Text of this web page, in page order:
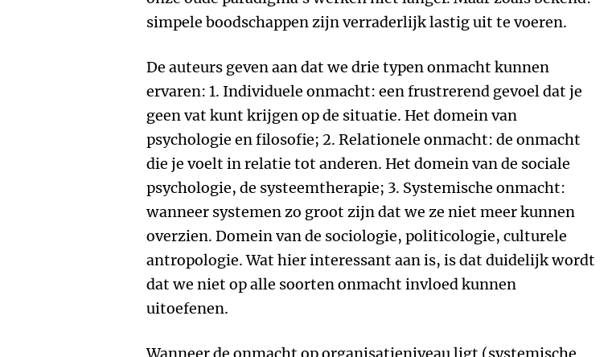
simpele boodschappen zijn verraderlijk lastig uit te voeren.
De auteurs geven aan dat we drie typen onmacht kunnen
ervaren: 1. Individuele onmacht: een frustrerend gevoel dat je
geen vat kunt krijgen op de situatie. Het domein van
psychologie en filosofie; 2. Relationele onmacht: de onmacht
die je voelt in relatie tot anderen. Het domein van de sociale
psychologie, de systeemtherapie; 3. Systemische onmacht:
wanneer systemen zo groot zijn dat we ze niet meer kunnen
overzien. Domein van de sociologie, politicologie, culturele
antropologie. Wat hier interessant aan is, is dat duidelijk wordt
dat we niet op alle soorten onmacht invloed kunnen
uitoefenen.